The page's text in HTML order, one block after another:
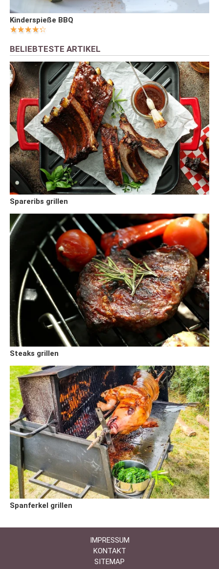
Kinderspieße BBQ
BELIEBTESTE ARTIKEL
Spareribs grillen
Steaks grillen
Spanferkel grillen
IMPRESSUM
KONTAKT
SITEMAP